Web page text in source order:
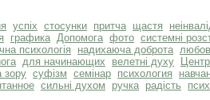
успіх стосунки притча щастя
графика Допомога фото системні
психологія надихаюча доброта
для начинающих велетні духу
зору суфізм семінар психология
сильні духом ручка радість